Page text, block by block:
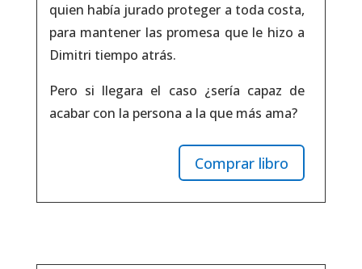
quien había jurado proteger a toda costa,
para mantener las promesa que le hizo a
Dimitri tiempo atrás.
Pero si llegara el caso ¿sería capaz de
acabar con la persona a la que más ama?
Comprar libro